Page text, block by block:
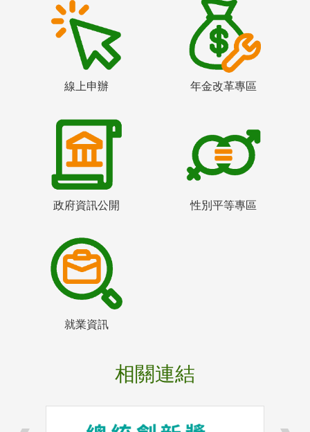
線上申辦 年金改革專區
政府資訊公開 性別平等專區
就業資訊
相關連結